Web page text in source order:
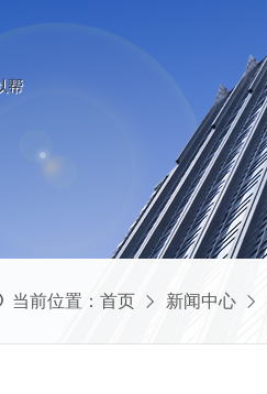
帮
当前位置： 首页 新闻中心